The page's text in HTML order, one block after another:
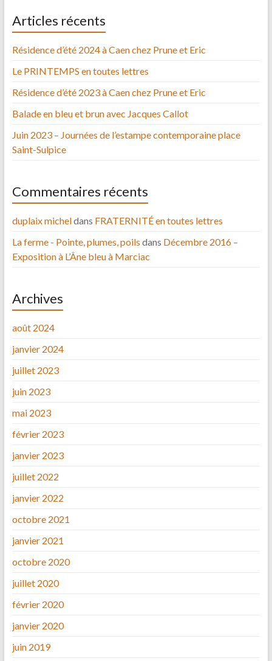
Articles récents
Résidence d’été 2024 à Caen chez Prune et Eric
Le PRINTEMPS en toutes lettres
Résidence d’été 2023 à Caen chez Prune et Eric
Balade en bleu et brun avec Jacques Callot
Juin 2023 – Journées de l’estampe contemporaine place
Saint-Sulpice
Commentaires récents
duplaix micheldans FRATERNITÉ en toutes lettres
La ferme - Pointe, plumes, poils dans Décembre 2016 –
Exposition à L’Âne bleu à Marciac
Archives
août 2024
janvier 2024
juillet 2023
juin 2023
mai 2023
février 2023
janvier 2023
juillet 2022
janvier 2022
octobre 2021
janvier 2021
octobre 2020
juillet 2020
février 2020
janvier 2020
juin 2019